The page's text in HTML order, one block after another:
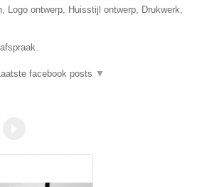
Logo ontwerp, Huisstijl ontwerp, Drukwerk,
facebook posts ▼